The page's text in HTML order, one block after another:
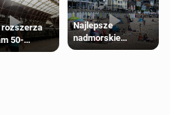
rozszerza
50-
Najlepsze
nadmorskie
miasteczko blisko